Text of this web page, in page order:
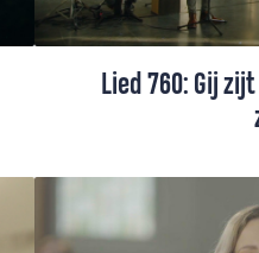
Lied 760: Gij
Lied 760,